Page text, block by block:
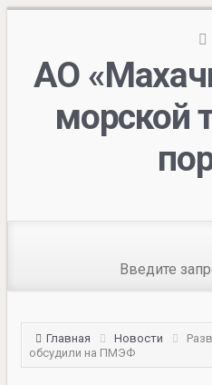
АО
морской
Главная Новости
обсудили на ПМЭФ